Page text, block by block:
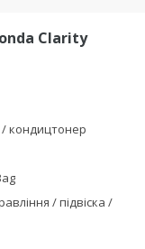
Clarity
кондицтонер
/ підвіска /